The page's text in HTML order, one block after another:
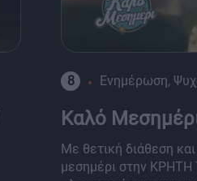
8 Ενημέρωση,
Καλό
Με θετική διάθεση
μεσημέρι στην ΚΡΗΤΗ